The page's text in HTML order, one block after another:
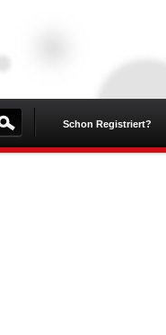
Schon Registriert?